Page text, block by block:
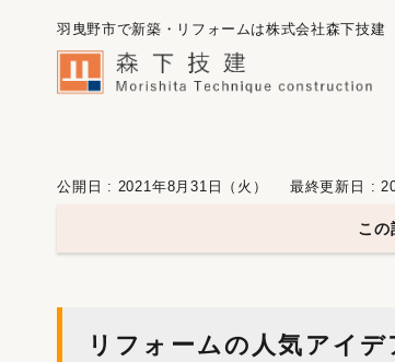
羽曳野市で新築・リフォームは株式会社森下技建
公開日 : 2021年8月31日（火） 最終更新日 :
この
リフォームの人気アイ